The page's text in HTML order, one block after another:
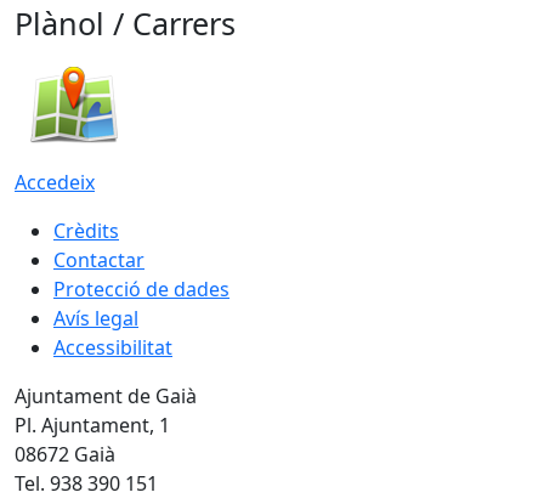
Plànol / Carrers
Accedeix
Crèdits
Contactar
Protecció de dades
Avís legal
Accessibilitat
Ajuntament de Gaià
Pl. Ajuntament, 1
08672 Gaià
Tel. 938 390 151